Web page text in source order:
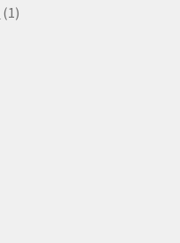
1 1